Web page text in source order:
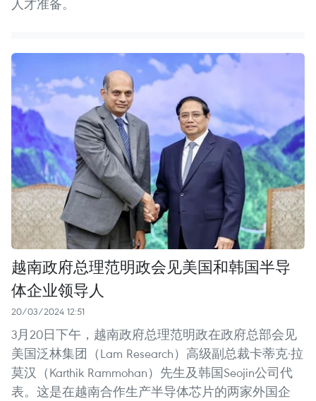
人才准备。
越南政府总理范明政会见美国和韩国半导
体企业领导人
20/03/2024 12:51
3月20日下午，越南政府总理范明政在政府总部会见
美国泛林集团（Lam Research）高级副总裁卡蒂克·拉
莫汉（Karthik Rammohan）先生及韩国Seojin公司代
表。这是在越南合作生产半导体芯片的两家外国企